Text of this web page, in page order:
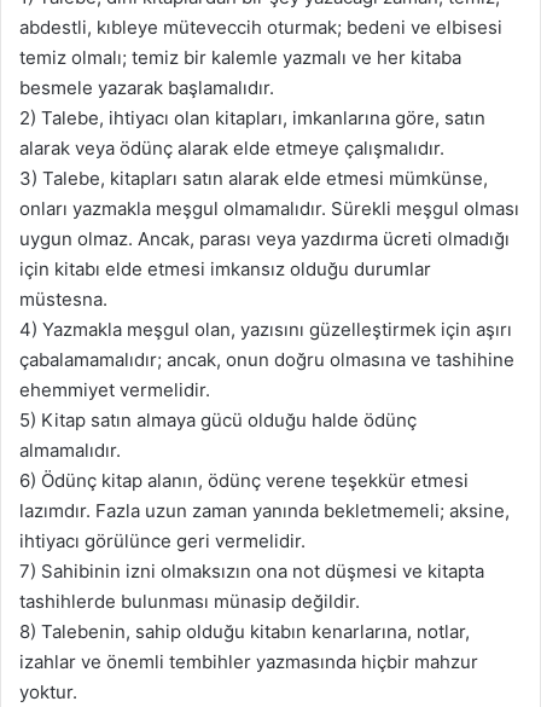
abdestli, kıbleye müteveccih oturmak; bedeni ve elbisesi
temiz olmalı; temiz bir kalemle yazmalı ve her kitaba
besmele yazarak başlamalıdır.
2) Talebe, ihtiyacı olan kitapları, imkanlarına göre, satın
alarak veya ödünç alarak elde etmeye çalışmalıdır.
3) Talebe, kitapları satın alarak elde etmesi mümkünse,
onları yazmakla meşgul olmamalıdır. Sürekli meşgul olması
uygun olmaz. Ancak, parası veya yazdırma ücreti olmadığı
için kitabı elde etmesi imkansız olduğu durumlar
müstesna.
4) Yazmakla meşgul olan, yazısını güzelleştirmek için aşırı
çabalamamalıdır; ancak, onun doğru olmasına ve tashihine
ehemmiyet vermelidir.
5) Kitap satın almaya gücü olduğu halde ödünç
almamalıdır.
6) Ödünç kitap alanın, ödünç verene teşekkür etmesi
lazımdır. Fazla uzun zaman yanında bekletmemeli; aksine,
ihtiyacı görülünce geri vermelidir.
7) Sahibinin izni olmaksızın ona not düşmesi ve kitapta
tashihlerde bulunması münasip değildir.
8) Talebenin, sahip olduğu kitabın kenarlarına, notlar,
izahlar ve önemli tembihler yazmasında hiçbir mahzur
yoktur.